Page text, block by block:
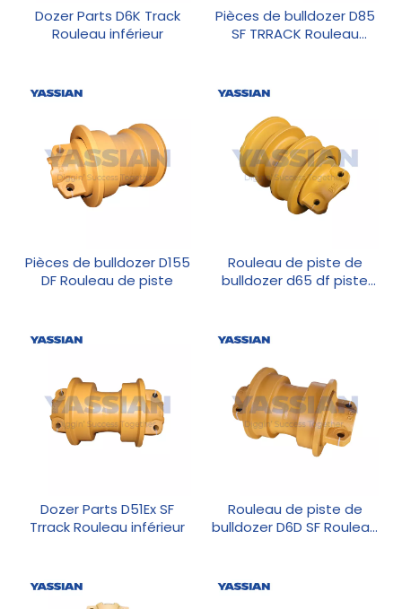
Dozer Parts D6K Track
Rouleau inférieur
Pièces de bulldozer D85
SF TRRACK Rouleau
Pièces de bulldozer D155
DF Rouleau de piste
Rouleau de piste de
bulldozer d65 df piste
Dozer Parts D51Ex SF
Trrack Rouleau inférieur
Rouleau de piste de
bulldozer D6D SF Rouleau